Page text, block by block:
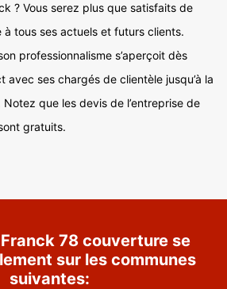
? Vous serez plus que satisfaits de
à tous ses actuels et futurs clients.
professionnalisme s’aperçoit dès
ses chargés de clientèle jusqu’à la
que les devis de l’entreprise de
gratuits.
78 couverture se
sur les communes
suivantes: